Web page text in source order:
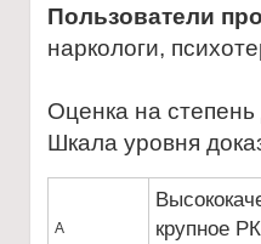
Пользователи
наркологи,
Оценка на
Шкала уровня
А
крупное